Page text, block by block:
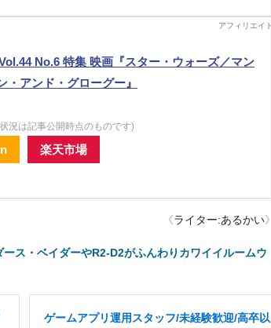
No.6 特集 映画『スター・ウォーズ／マン
・アンド・グローグー』
況は記事公開時点のものです)
楽天市場
《ライター:あるかい》
ス・ベイダーやR2-D2がふんわりカワイイルームウ
ゲームアプリ運用スタッフ/未経験歓迎/高卒以